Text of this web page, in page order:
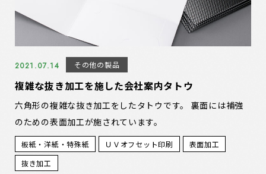
2021.07.14 その他の製品
複雑な抜き加工を施した会社案内タトウ
六角形の複雑な抜き加工をしたタトウです。 裏面には補強
のための表面加工が施されています。
板紙・洋紙・特殊紙 ＵＶオフセット印刷
表面加工
抜き加工